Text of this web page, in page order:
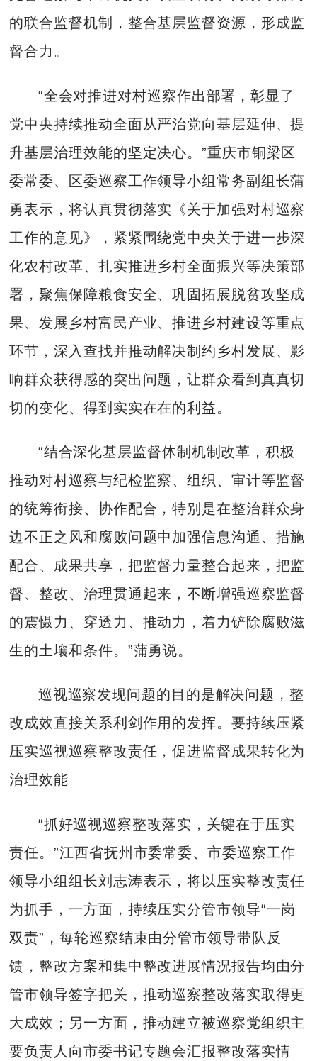
的联合监督机制，整合基层监督资源，形成监
督合力。
“全会对推进对村巡察作出部署，彰显了
党中央持续推动全面从严治党向基层延伸、提
升基层治理效能的坚定决心。”重庆市铜梁区
委常委、区委巡察工作领导小组常务副组长蒲
勇表示，将认真贯彻落实《关于加强对村巡察
工作的意见》，紧紧围绕党中央关于进一步深
化农村改革、扎实推进乡村全面振兴等决策部
署，聚焦保障粮食安全、巩固拓展脱贫攻坚成
果、发展乡村富民产业、推进乡村建设等重点
环节，深入查找并推动解决制约乡村发展、影
响群众获得感的突出问题，让群众看到真真切
切的变化、得到实实在在的利益。
“结合深化基层监督体制机制改革，积极
推动对村巡察与纪检监察、组织、审计等监督
的统筹衔接、协作配合，特别是在整治群众身
边不正之风和腐败问题中加强信息沟通、措施
配合、成果共享，把监督力量整合起来，把监
督、整改、治理贯通起来，不断增强巡察监督
的震慑力、穿透力、推动力，着力铲除腐败滋
生的土壤和条件。”蒲勇说。
巡视巡察发现问题的目的是解决问题，整
改成效直接关系利剑作用的发挥。要持续压紧
压实巡视巡察整改责任，促进监督成果转化为
治理效能
“抓好巡视巡察整改落实，关键在于压实
责任。”江西省抚州市委常委、市委巡察工作
领导小组组长刘志涛表示，将以压实整改责任
为抓手，一方面，持续压实分管市领导“一岗
双责”，每轮巡察结束由分管市领导带队反
馈，整改方案和集中整改进展情况报告均由分
管市领导签字把关，推动巡察整改落实取得更
大成效；另一方面，推动建立被巡察党组织主
要负责人向市委书记专题会汇报整改落实情